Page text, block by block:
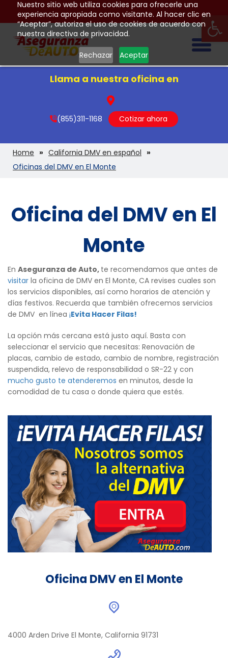
Nuestro sitio web utiliza cookies para ofrecerle una
experiencia apropiada como visitante. Al hacer clic en
“Aceptar”, autoriza el uso de cookies de acuerdo con
nuestra directiva de privacidad.
Rechazar Aceptar
Llama a nuestra oficina en
(855)311-1168 Cotizar ahora
Home
California DMV en español
Oficinas del DMV en El Monte
Oficina del DMV en El
Monte
En Aseguranza de Auto, te recomendamos que antes de
visitar la oficina de DMV en El Monte, CA revises cuales son
los servicios disponibles, así como horarios de atención y
días festivos. Recuerda que también ofrecemos servicios
de DMV en línea ¡Evita Hacer Filas!
La opción más cercana está justo aquí. Basta con
seleccionar el servicio que necesitas: Renovación de
placas, cambio de estado, cambio de nombre, registración
suspendida, relevo de responsabilidad o SR-22 y con
mucho gusto te atenderemos en minutos, desde la
comodidad de tu casa o donde quiera que estés.
Oficina DMV en El Monte
4000 Arden Drive El Monte, California 91731